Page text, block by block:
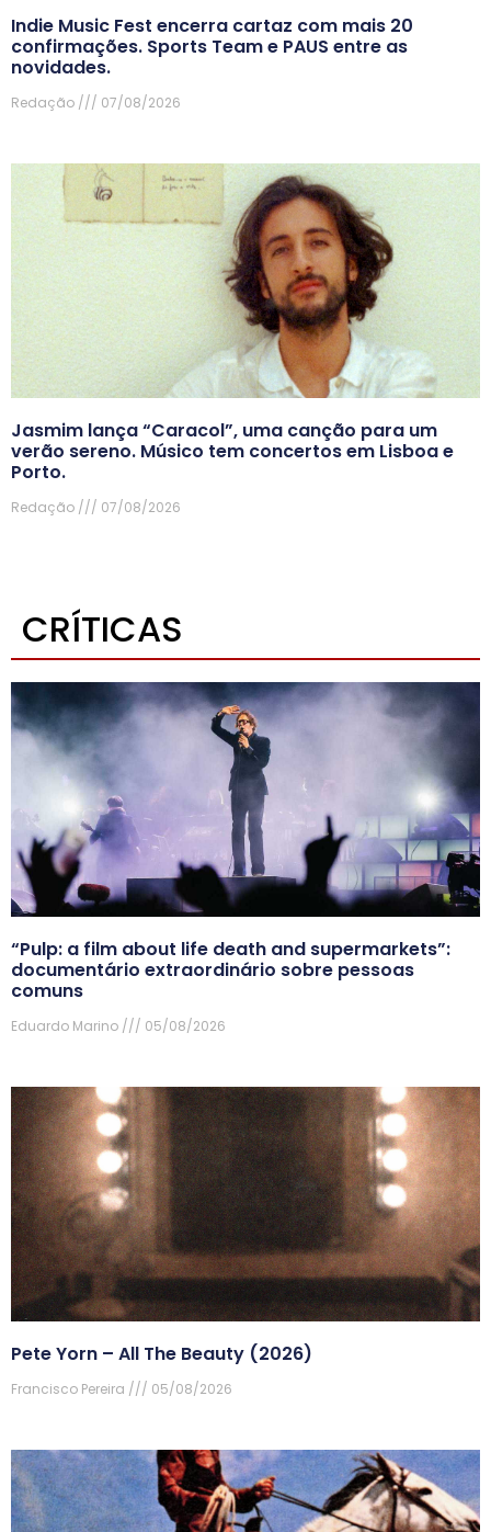
Indie Music Fest encerra cartaz com mais 20
confirmações. Sports Team e PAUS entre as
novidades.
Redação 07/08/2026
Jasmim lança “Caracol”, uma canção para um
verão sereno. Músico tem concertos em Lisboa e
Porto.
Redação 07/08/2026
CRÍTICAS
“Pulp: a film about life death and supermarkets”:
documentário extraordinário sobre pessoas
comuns
Eduardo Marino 05/08/2026
Pete Yorn – All The Beauty (2026)
Francisco Pereira 05/08/2026